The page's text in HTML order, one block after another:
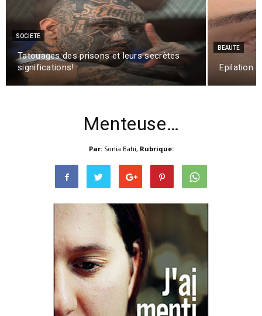
SOCIETE
Tatouages des prisons et leurs secrètes
significations!
BEAUTE
Epilation
Menteuse…
Par: Sonia Bahi, Rubrique: